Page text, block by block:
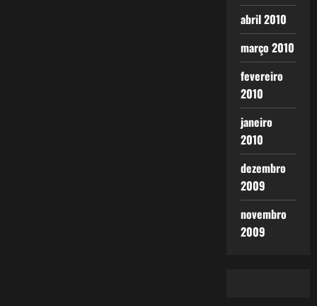
abril 2010
março 2010
fevereiro
2010
janeiro
2010
dezembro
2009
novembro
2009